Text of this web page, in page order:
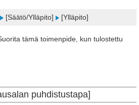
[Säätö/Ylläpito] [Ylläpito]
tämä toimenpide, kun tulostettu
puhdistustapa]